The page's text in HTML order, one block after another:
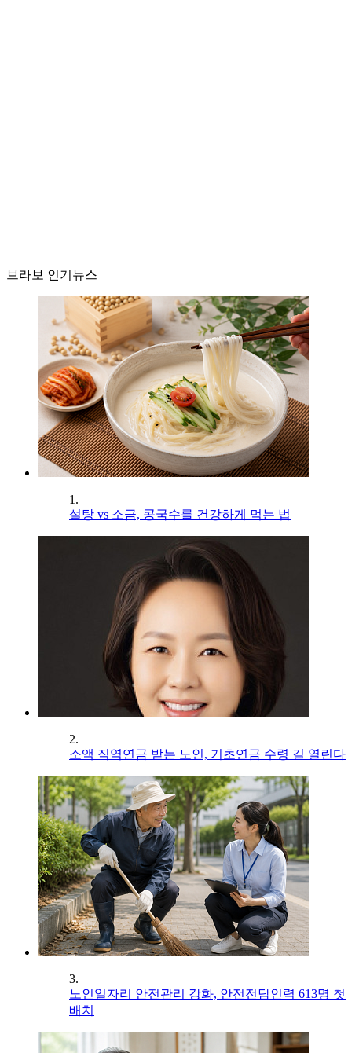
브라보 인기뉴스
1.
설탕 vs 소금, 콩국수를 건강하게 먹는 법
2.
소액 직역연금 받는 노인, 기초연금 수령 길 열린다
3.
노인일자리 안전관리 강화, 안전전담인력 613명 첫
배치